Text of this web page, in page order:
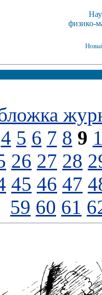
физико-
4 5 6 7 8 9
26 27 28
45 46 47
59 60 61